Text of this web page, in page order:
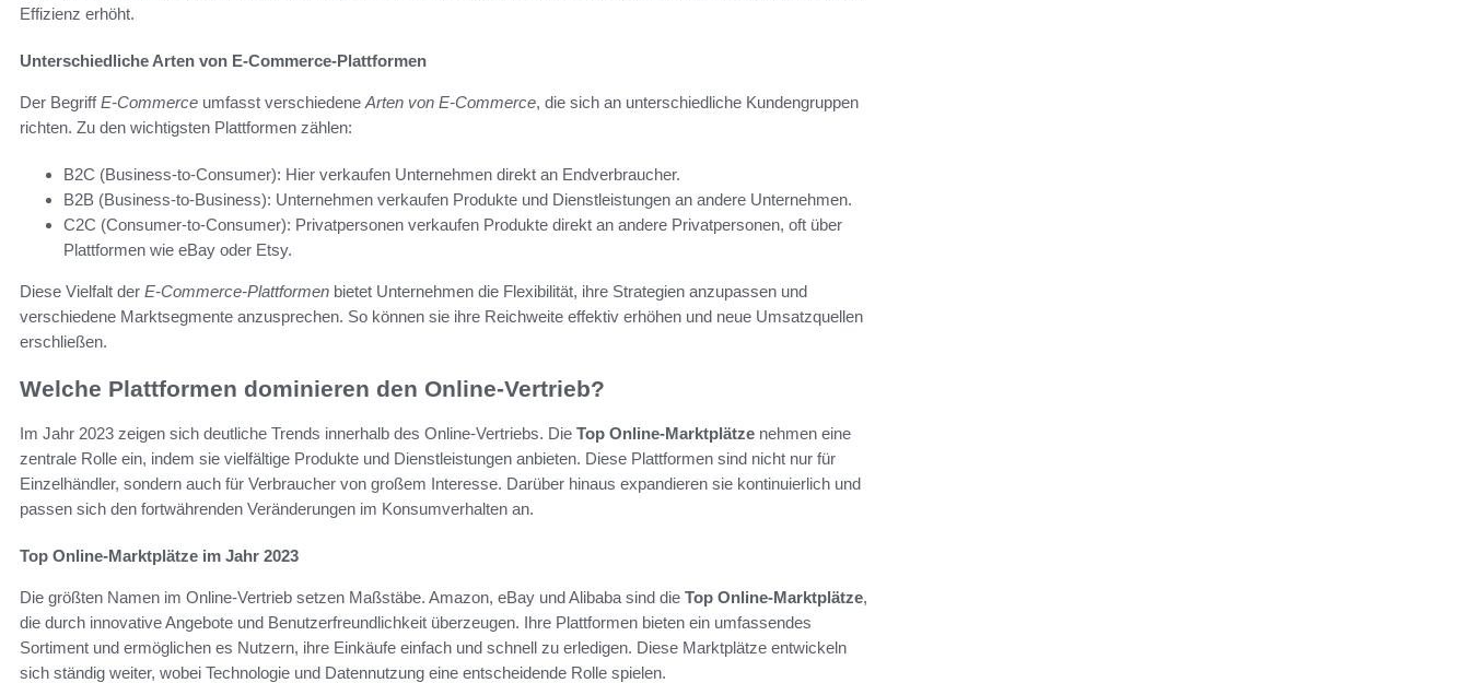
Effizienz erhöht.
Unterschiedliche Arten von E-Commerce-Plattformen
Der BegriffE-Commerce umfasst verschiedeneArten von E-Commerce, die sich an unterschiedliche Kundengruppen
richten. Zu den wichtigsten Plattformen zählen:
B2C (Business-to-Consumer): Hier verkaufen Unternehmen direkt an Endverbraucher.
B2B (Business-to-Business): Unternehmen verkaufen Produkte und Dienstleistungen an andere Unternehmen.
C2C (Consumer-to-Consumer): Privatpersonen verkaufen Produkte direkt an andere Privatpersonen, oft über
Plattformen wie eBay oder Etsy.
Diese Vielfalt der E-Commerce-Plattformen bietet Unternehmen die Flexibilität, ihre Strategien anzupassen und
verschiedene Marktsegmente anzusprechen. So können sie ihre Reichweite effektiv erhöhen und neue Umsatzquellen
erschließen.
Welche Plattformen dominieren den Online-Vertrieb?
Im Jahr 2023 zeigen sich deutliche Trends innerhalb des Online-Vertriebs. Die Top Online-Marktplätze nehmen eine
zentrale Rolle ein, indem sie vielfältige Produkte und Dienstleistungen anbieten. Diese Plattformen sind nicht nur für
Einzelhändler, sondern auch für Verbraucher von großem Interesse. Darüber hinaus expandieren sie kontinuierlich und
passen sich den fortwährenden Veränderungen im Konsumverhalten an.
Top Online-Marktplätze im Jahr 2023
Die größten Namen im Online-Vertrieb setzen Maßstäbe. Amazon, eBay und Alibaba sind die Top Online-Marktplätze,
die durch innovative Angebote und Benutzerfreundlichkeit überzeugen. Ihre Plattformen bieten ein umfassendes
Sortiment und ermöglichen es Nutzern, ihre Einkäufe einfach und schnell zu erledigen. Diese Marktplätze entwickeln
sich ständig weiter, wobei Technologie und Datennutzung eine entscheidende Rolle spielen.